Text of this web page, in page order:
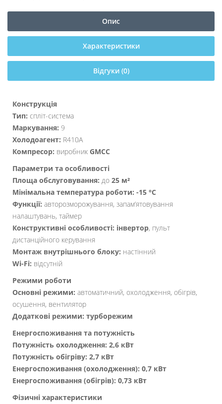
Опис
Характеристики
Відгуки (0)
Конструкція
Тип: спліт-система
Маркування: 9
Холодоагент: R410A
Компресор: виробник GMCC
Параметри та особливості
Площа обслуговування: до 25 м²
Мінімальна температура роботи: -15 °C
Функції: авторозморожування, запам’ятовування
налаштувань, таймер
Конструктивні особливості: інвертор, пульт
дистанційного керування
Монтаж внутрішнього блоку: настінний
Wi-Fi: відсутній
Режими роботи
Основні режими: автоматичний, охолодження, обігрів,
осушення, вентилятор
Додаткові режими: турборежим
Енергоспоживання та потужність
Потужність охолодження: 2,6 кВт
Потужність обігріву: 2,7 кВт
Енергоспоживання (охолодження): 0,7 кВт
Енергоспоживання (обігрів): 0,73 кВт
Фізичні характеристики